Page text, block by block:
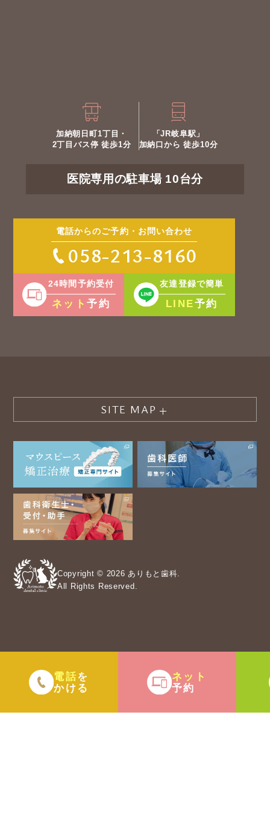
加納朝日町1丁目・
2丁目バス停 徒歩1分
「JR岐阜駅」
加納口から 徒歩10分
医院専用の駐車場 10台分
電話からのご予約・お問い合わせ
058-213-8160
24時間予約受付
ネット予約
友達登録で簡単
LINE予約
SITE MAP
Copyright © 2026 ありもと歯科.
All Rights Reserved.
電話を
かける
ネット
予約